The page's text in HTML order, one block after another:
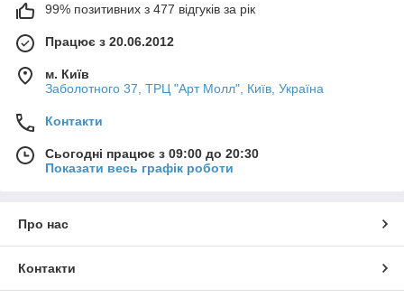
99% позитивних з 477 відгуків за рік
Працює з 20.06.2012
м. Київ
Заболотного 37, ТРЦ "Арт Молл", Київ, Україна
Контакти
Сьогодні працює з 09:00 до 20:30
Показати весь графік роботи
Про нас
Контакти